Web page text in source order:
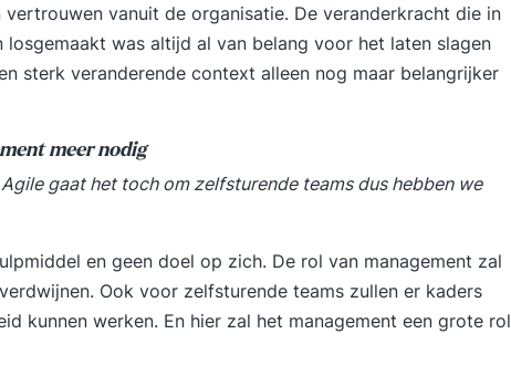
vanuit de organisatie. De veranderkracht die in
was altijd al van belang voor het laten slagen
sterk veranderende context alleen nog maar belangrijker
meer nodig
Agile gaat het toch om zelfsturende teams dus hebben we
en geen doel op zich. De rol van management zal
Ook voor zelfsturende teams zullen er kaders
kunnen werken. En hier zal het management een grote rol